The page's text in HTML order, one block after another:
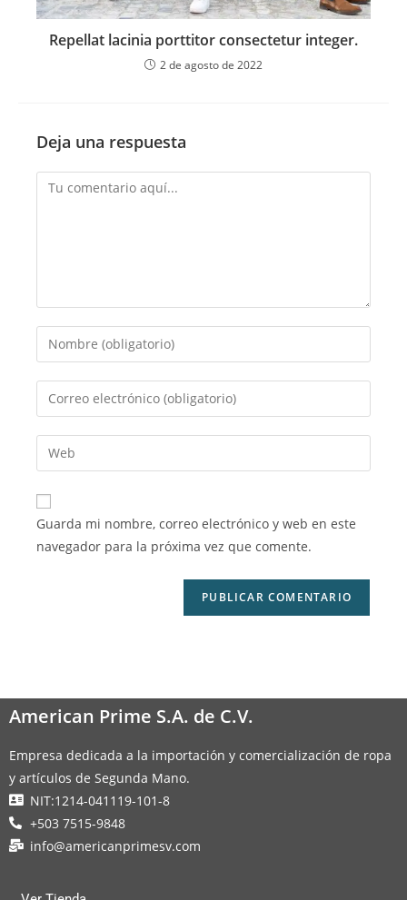
Repellat lacinia porttitor consectetur integer.
2 de agosto de 2022
Deja una respuesta
Guarda mi nombre, correo electrónico y web en este
navegador para la próxima vez que comente.
American Prime S.A. de C.V.
Empresa dedicada a la importación y comercialización de ropa
y artículos de Segunda Mano.
NIT:1214-041119-101-8
+503 7515-9848
info@americanprimesv.com